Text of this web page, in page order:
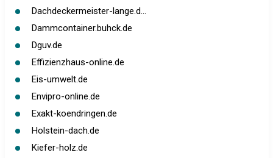
Dachdeckermeister-lange.d...
Dammcontainer.buhck.de
Dguv.de
Effizienzhaus-online.de
Eis-umwelt.de
Envipro-online.de
Exakt-koendringen.de
Holstein-dach.de
Kiefer-holz.de